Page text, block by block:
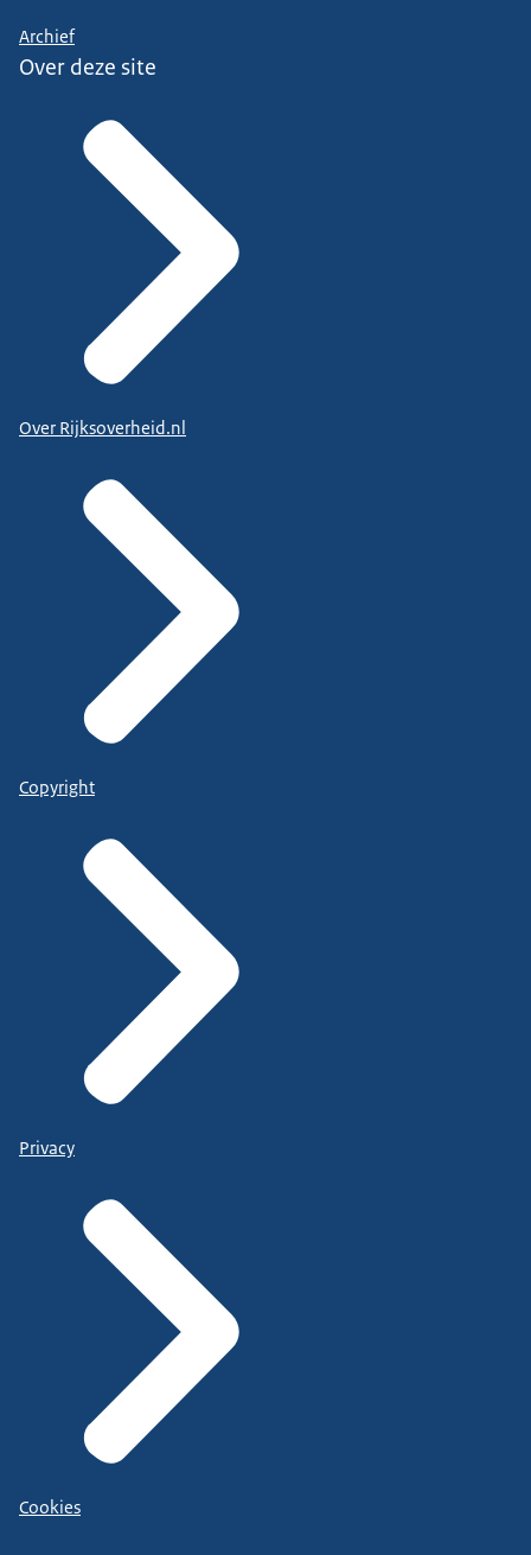
Archief
Over deze site
Over Rijksoverheid.nl
Copyright
Privacy
Cookies